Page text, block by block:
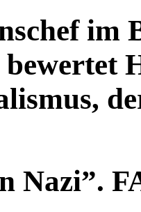
im
Nazi”.